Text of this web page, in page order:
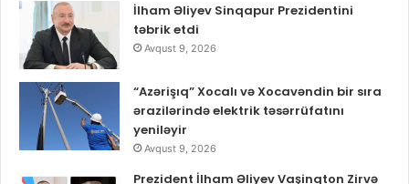
İlham Əliyev Sinqapur Prezidentini
təbrik etdi
Avqust 9, 2026
“Azərişıq” Xocalı və Xocavəndin bir sıra
ərazilərində elektrik təsərrüfatını
yeniləyir
Avqust 9, 2026
Prezident İlham Əliyev Vaşinqton Zirvə